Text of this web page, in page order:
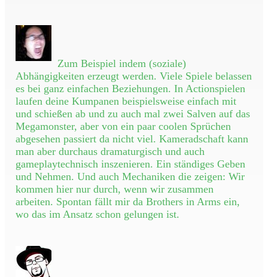
Zum Beispiel indem (soziale)
Abhängigkeiten erzeugt werden. Viele Spiele belassen
es bei ganz einfachen Beziehungen. In Actionspielen
laufen deine Kumpanen beispielsweise einfach mit
und schießen ab und zu auch mal zwei Salven auf das
Megamonster, aber von ein paar coolen Sprüchen
abgesehen passiert da nicht viel. Kameradschaft kann
man aber durchaus dramaturgisch und auch
gameplaytechnisch inszenieren. Ein ständiges Geben
und Nehmen. Und auch Mechaniken die zeigen: Wir
kommen hier nur durch, wenn wir zusammen
arbeiten. Spontan fällt mir da Brothers in Arms ein,
wo das im Ansatz schon gelungen ist.